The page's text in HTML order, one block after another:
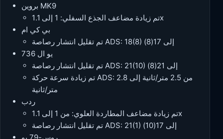
بروين MK9
تم زيادة مضاعف الجذع السفلي: 1 إلى 1.1x
بي كي ام
تم تقليل انتشار رصاصة ADS: 18(8) إلى 17(8)
يو ال 736
تم تقليل انتشار رصاصة ADS: 21(10) إلى 21(8)
تم زيادة سرعة حركة ADS: من 2.5 متر/ثانية إلى 2.8
متر/ثانية
ردب
تم زيادة مضاعف المطاردة العلوي: من 1 إلى 1.1x
تم تقليل انتشار رصاصة ADS: 21(1) إلى 17(10)